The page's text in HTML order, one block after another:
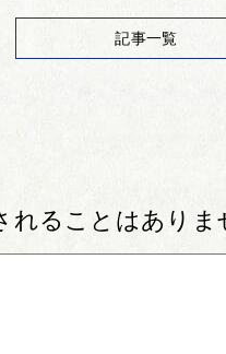
記事一覧
れることはありま